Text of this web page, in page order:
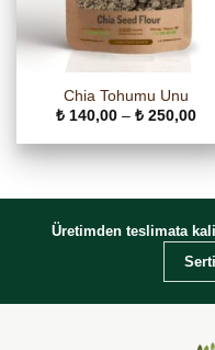
Chia Tohumu Unu
₺140,00 – ₺250,00
₺
-
Üretimden teslimata